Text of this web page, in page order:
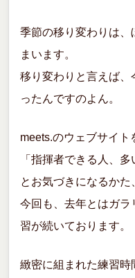
季節の移り変わりは、
まいます。
移り変わりと言えば、
ったんですのよん。
meets.のウェブサイト
「指揮者できる人、多
とお気づきになるかた
今回も、去年とはガラ
習が続いております。
緻密に組まれた練習時